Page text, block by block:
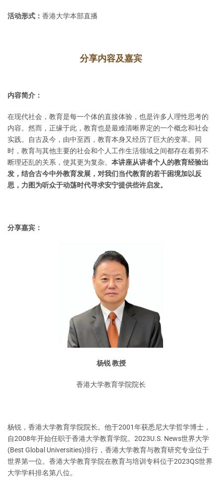
活动形式： 香港大学本部直播
分享内容及嘉宾
内容简介：
在现代社会，教育是每一个体的直接体验，也是许多人理性思考的
内容。然而，正缘于此，教育也是最难清晰界定的一个概念和社会
实践。自古及今，由中至西，教育本身又经历了巨大的变革。同
时，教育与其他主要的社会和个人工作生活领域之间都存在着剪不
断理还乱的关系，使其更为复杂。 本讲座从讲者个人的教育经验出
发，结合古今中外教育发展，对我们当代教育的若干困境加以反
思，力图为听众于动荡时代寻求安宁提供些许启发。
分享嘉宾：
杨锐 教授
香港大学教育学院院长
杨锐，香港大学教育学院院长。他于2001年获悉尼大学哲学博士，
自2008年开始任职于香港大学教育学院。2023U.S. News世界大学
(Best Global Universities)排行，香港大学教育与教育研究专业位于
世界第一位。香港大学教育学院在教育与培训专科位于2023QS世界
大学学科排名第八位。